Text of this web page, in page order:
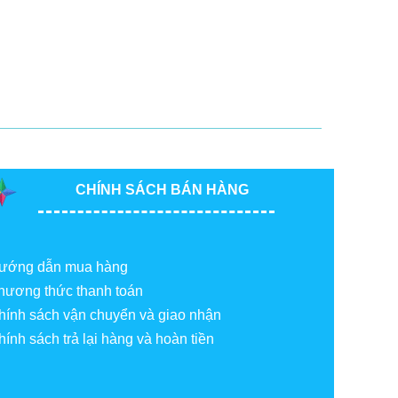
CHÍNH SÁCH BÁN HÀNG
dẫn mua hàng
thức thanh toán
sách vận chuyển và giao nhận
sách trả lại hàng và hoàn tiền